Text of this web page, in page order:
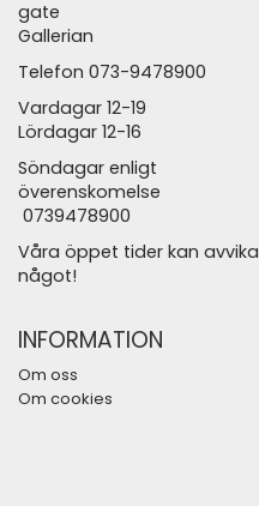
gate
Gallerian
Telefon 073-9478900
Vardagar 12-19
Lördagar 12-16
Söndagar enligt
överenskomelse
0739478900
Våra öppet tider kan avvika
något!
INFORMATION
Om oss
Om cookies